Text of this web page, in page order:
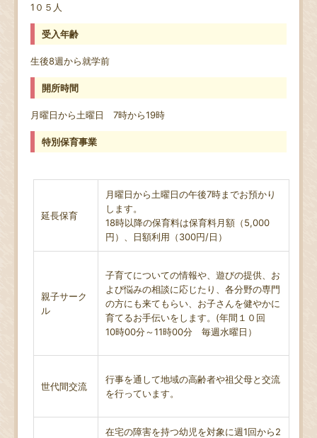
1０５人
受入年齢
生後8週から就学前
開所時間
月曜日から土曜日 7時から19時
特別保育事業
延長保育
月曜日から土曜日の午後7時までお預かり
します。
18時以降の保育料は保育料月額（5,000
円）、日額利用（300円/日）
親子サーク
ル
子育てについての情報や、遊びの提供、お
よび悩みの相談に応じたり、各分野の専門
の方にも来てもらい、お子さんを健やかに
育てるお手伝いをします。(年間１０回
10時00分～11時00分 毎週水曜日）
世代間交流
行事を通して地域の高齢者や祖父母と交流
を行っています。
在宅の障害を持つ幼児を対象に週1回から2